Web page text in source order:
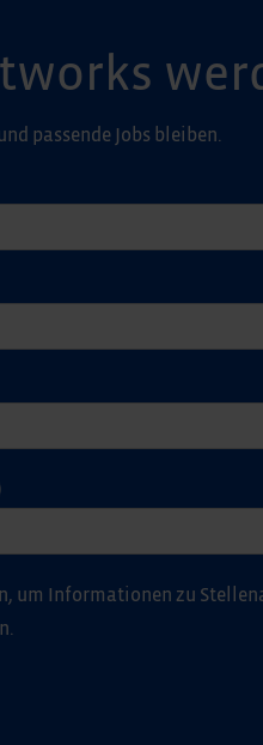
passende Jobs bleiben.
um Informationen zu